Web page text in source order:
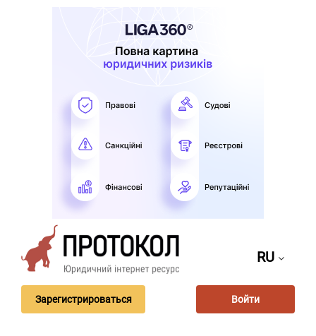
RU
Зарегистрироваться Войти